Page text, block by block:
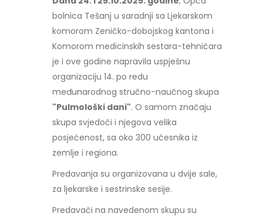
bolnica Tešanj u saradnji sa Ljekarskom
komorom Zeničko-dobojskog kantona i
Komorom medicinskih sestara-tehničara
je i ove godine napravila uspješnu
organizaciju 14. po redu
međunarodnog stručno-naučnog skupa
"Pulmološki dani". O samom značaju
skupa svjedoči i njegova velika
posjećenost, sa oko 300 učesnika iz
zemlje i regiona.
Predavanja su organizovana u dvije sale,
za ljekarske i sestrinske sesije.
Predavači na navedenom skupu su